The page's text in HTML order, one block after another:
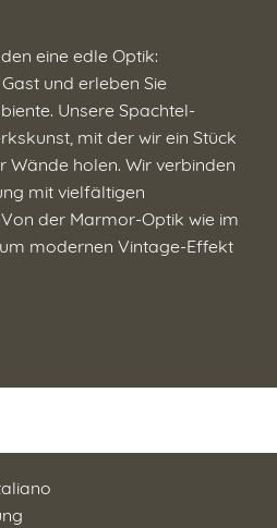
eine edle Optik:
und erleben Sie
Unsere Spachtel-
mit der wir ein Stück
Wände holen. Wir verbinden
mit vielfältigen
der Marmor-Optik wie im
modernen Vintage-Effekt